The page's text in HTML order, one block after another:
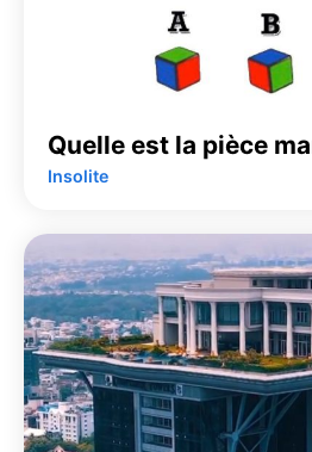
Quelle est la pièce
Insolite